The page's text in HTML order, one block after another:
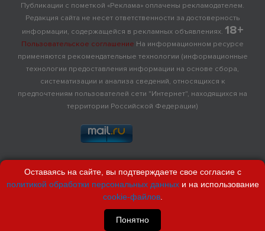
Публикации с пометкой «Реклама» оплачены рекламодателем.
Редакция сайта не несет ответственности за достоверность
информации, содержащейся в рекламных объявлениях. 18+
Пользовательское соглашение На информационном ресурсе
применяются рекомендательные технологии (информационные
технологии предоставления информации на основе сбора,
систематизации и анализа сведений, относящихся к
предпочтениям пользователей сети "Интернет", находящихся на
территории Российской Федерации)
Оставаясь на сайте, вы подтверждаете свое согласие с
политикой обработки персональных данныхи на использование
cookie-файлов.
Понятно